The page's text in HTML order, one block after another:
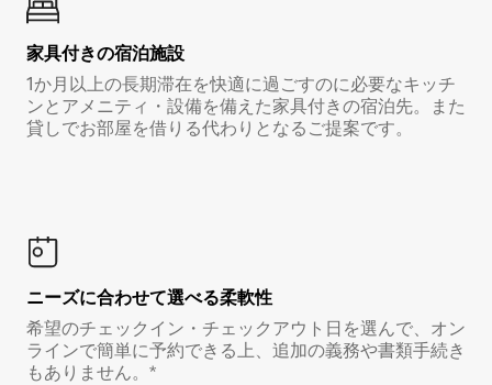
家具付き⁠の宿⁠泊⁠施⁠設
1か月以上の長期滞在を快適に過ごすのに必要なキッチ
ンとアメニティ・設備を備えた家具付きの宿泊先。また
貸しでお部屋を借りる代わりとなるご提案です。
ニーズに合わせて選べる柔軟性
希望のチェックイン・チェックアウト日を選んで、オン
ラインで簡単に予約できる上、追加の義務や書類手続き
もありません。*